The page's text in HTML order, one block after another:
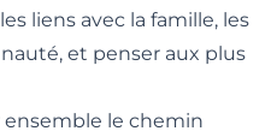
liens avec la famille, les
et penser aux plus
ensemble le chemin